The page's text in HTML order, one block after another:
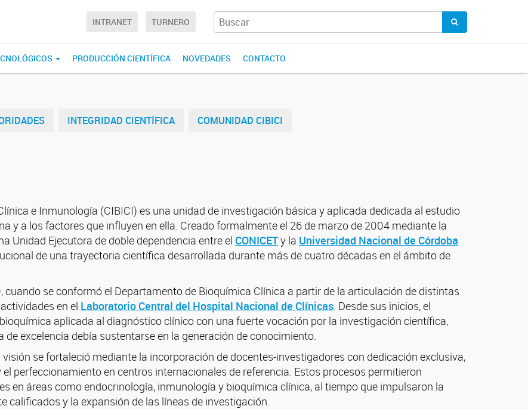
INTRANET TURNERO
PRODUCCIÓN CIENTÍFICA NOVEDADES CONTACTO
INTEGRIDAD CIENTÍFICA COMUNIDAD CIBICI
e Inmunología (CIBICI) es una unidad de investigación básica y aplicada dedicada al estudio
y a los factores que influyen en ella. Creado formalmente el 26 de marzo de 2004 mediante la
Unidad Ejecutora de doble dependencia entre el CONICETy la Universidad Nacional de Córdoba
de una trayectoria científica desarrollada durante más de cuatro décadas en el ámbito de
cuando se conformó el Departamento de Bioquímica Clínica a partir de la articulación de distintas
en el Laboratorio Central del Hospital Nacional de Clínicas. Desde sus inicios, el
aplicada al diagnóstico clínico con una fuerte vocación por la investigación científica,
excelencia debía sustentarse en la generación de conocimiento.
se fortaleció mediante la incorporación de docentes-investigadores con dedicación exclusiva,
perfeccionamiento en centros internacionales de referencia. Estos procesos permitieron
en áreas como endocrinología, inmunología y bioquímica clínica, al tiempo que impulsaron la
y la expansión de las líneas de investigación.